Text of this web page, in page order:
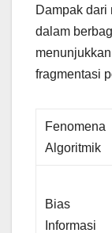
Dampak dari
dalam
fragmentasi
Fenomena
Algoritmik
Bias
Informasi